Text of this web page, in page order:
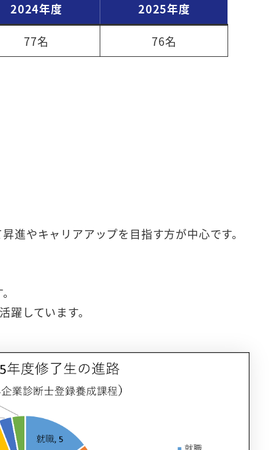
2024年度 2025年度
77名 76名
やキャリアアップを目指す方が中心です。
しています。